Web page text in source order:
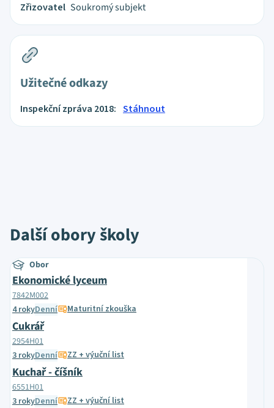
Zřizovatel Soukromý subjekt
Užitečné odkazy
Inspekční zpráva 2018: Stáhnout
Další obory školy
Obor
Ekonomické lyceum
7842M002
4 rokyDenní Maturitní zkouška
Cukrář
2954H01
3 rokyDenní ZZ + výuční list
Kuchař - číšník
6551H01
3 rokyDenní ZZ + výuční list